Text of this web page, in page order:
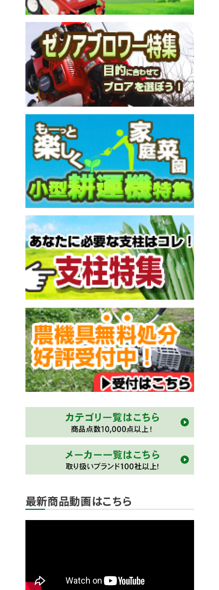
最新商品動画はこちら